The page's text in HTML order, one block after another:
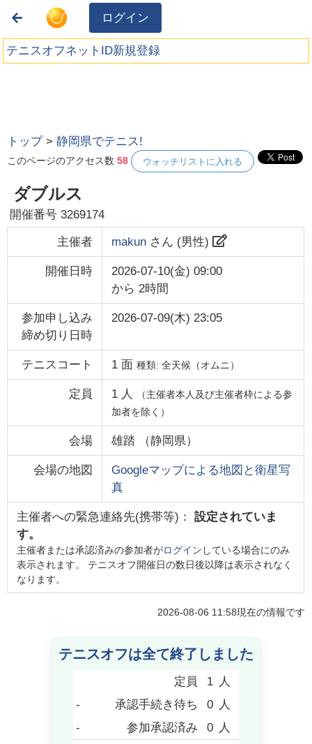
ログイン
テニスオフネットID新規登録
トップ >静岡県でテニス!
このページのアクセス数58 ウォッチリストに入れる
ダブルス
開催番号3269174
主催者 makunさん (男性)
開催日時
2026-07-10(金) 09:00
から 2時間
参加申し込み
締め切り日時
2026-07-09(木) 23:05
テニスコート 1面 種類: 全天候（オムニ）
定員 1 人
（主催者本人及び主催者枠による参
加者を除く）
会場 雄踏 （静岡県）
会場の地図
Googleマップによる地図と衛星写
真
主催者への緊急連絡先(携帯等)： 設定されていま
す。
主催者または承認済みの参加者がログイン している場合にのみ
表示されます。 テニスオフ開催日の数日後以降は表示されなく
なります。
2026-08-06 11:58現在の情報です
テニスオフは全て終了しました
定員 1 人
-
承認手続き待ち 0 人
-
参加承認済み 0 人